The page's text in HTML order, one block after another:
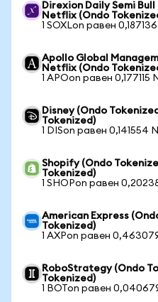
Direxion Daily Semi
Netflix (Ondo
1 SOXLon равен
Apollo Global
Netflix (Ondo
1 APOon равен 0,177115
Disney (Ondo
Tokenized)
1 DISon равен 0,141554
Shopify (Ondo
Tokenized)
1 SHOPon равен
American Express
Tokenized)
1 AXPon равен
RoboStrategy (Ondo
Tokenized)
1 BOTon равен